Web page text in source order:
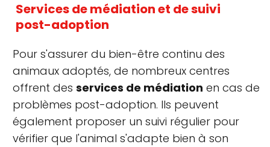
Services de médiation et de suivi
post-adoption
Pour s'assurer du bien-être continu des
animaux adoptés, de nombreux centres
offrent des services de médiation en cas de
problèmes post-adoption. Ils peuvent
également proposer un suivi régulier pour
vérifier que l'animal s'adapte bien à son